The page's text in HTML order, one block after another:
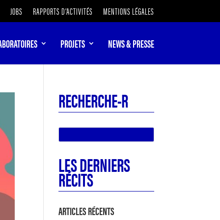
JOBS RAPPORTS D’ACTIVITÉS MENTIONS LÉGALES
PROJETS NEWS & PRESSE
RECHERCHE-R
LES DERNIERS
RÉCITS
ARTICLES RÉCENTS